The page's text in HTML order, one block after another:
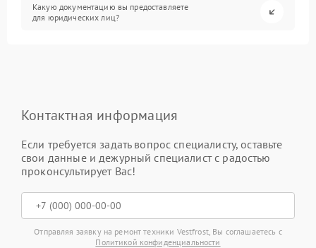
Какую документацию вы предоставляете
для юридических лиц?
Контактная информация
Если требуется задать вопрос специалисту, оставьте
свои данные и дежурный специалист с радостью
проконсультирует Вас!
Отправляя заявку на ремонт техники Vestfrost, Вы соглашаетесь с
Политикой конфиденциальности